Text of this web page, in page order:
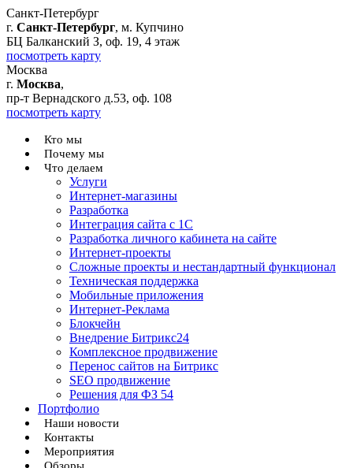
Санкт-Петербург
г. Санкт-Петербург, м. Купчино
БЦ Балканский З, оф. 19, 4 этаж
посмотреть карту
Москва
г. Москва,
пр-т Вернадского д.53, оф. 108
посмотреть карту
Кто мы
Почему мы
Что делаем
Услуги
Интернет-магазины
Разработка
Интеграция сайта с 1С
Разработка личного кабинета на сайте
Интернет-проекты
Сложные проекты и нестандартный функционал
Teхническая поддержка
Мобильные приложения
Интернет-Реклама
Блокчейн
Внедрение Битрикс24
Комплексное продвижение
Перенос сайтов на Битрикс
SEO продвижение
Решения для ФЗ 54
Портфолио
Наши новости
Контакты
Мероприятия